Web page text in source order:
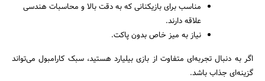
مناسب برای بازیکنانی که به دقت بالا و محاسبات هندسی
علاقه دارند.
نیاز به میز خاص بدون پاکت.
اگر به دنبال تجربه‌ای متفاوت از بازی بیلیارد هستید، سبک کارامبول می‌تواند
گزینه‌ای جذاب باشد.